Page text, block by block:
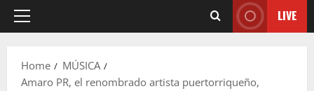
Primary
LIVE
Home
MÚSICA
Amaro PR, el renombrado artista puertorriqueño,